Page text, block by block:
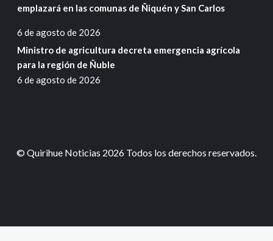
emplazará en las comunas de Ñiquén y San Carlos
6 de agosto de 2026
Ministro de agricultura decreta emergencia agrícola
para la región de Ñuble
6 de agosto de 2026